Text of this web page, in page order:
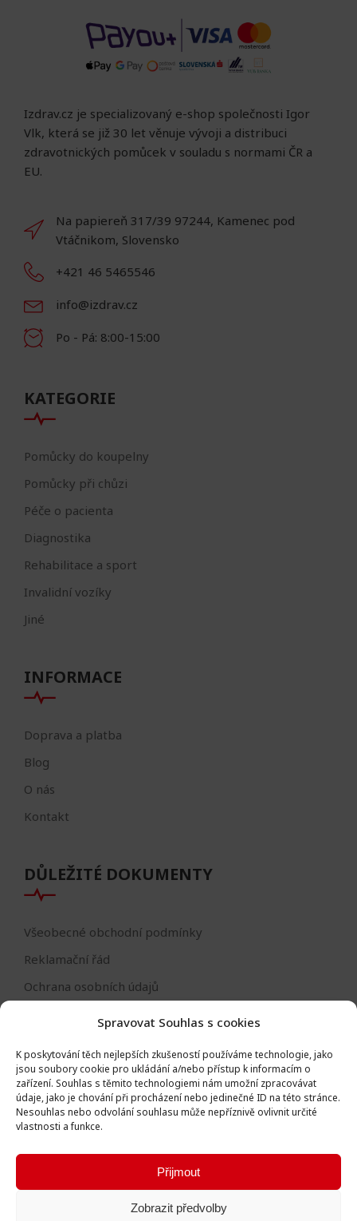
Spravovat Souhlas s cookies
K poskytování těch nejlepších zkušeností používáme technologie, jako
jsou soubory cookie pro ukládání a/nebo přístup k informacím o
zařízení. Souhlas s těmito technologiemi nám umožní zpracovávat
údaje, jako je chování při procházení nebo jedinečné ID na této stránce.
Nesouhlas nebo odvolání souhlasu může nepříznivě ovlivnit určité
vlastnosti a funkce.
Přijmout
Zobrazit předvolby
Izdrav.cz je specializovaný e-shop společnosti Igor
Vlk, která se již 30 let věnuje vývoji a distribuci
zdravotnických pomůcek v souladu s normami ČR a
EU.
Na papiereň 317/39 97244, Kamenec pod
Vtáčnikom, Slovensko
+421 46 5465546
info@izdrav.cz
Po - Pá: 8:00-15:00
KATEGORIE
Pomůcky do koupelny
Pomůcky při chůzi
Péče o pacienta
Diagnostika
Rehabilitace a sport
Invalidní vozíky
Jiné
INFORMACE
Doprava a platba
Blog
O nás
Kontakt
DŮLEŽITÉ DOKUMENTY
Všeobecné obchodní podmínky
Reklamační řád
Ochrana osobních údajů
Formulář - odstoupení od smlouvy
Odstoupení od smlouvy
Všechna práva vyhrazena © Igor Vlk - soukromá firma 2016 -